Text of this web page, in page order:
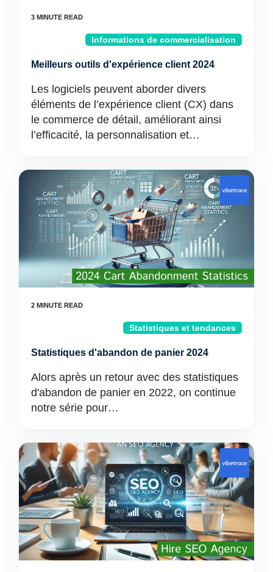
Informations de commercialisation
Meilleurs outils d'expérience client 2024
Les logiciels peuvent aborder divers
éléments de l’expérience client (CX) dans
le commerce de détail, améliorant ainsi
l’efficacité, la personnalisation et…
Statistiques et tendances
Statistiques d'abandon de panier 2024
Alors après un retour avec des statistiques
d'abandon de panier en 2022, on continue
notre série pour…